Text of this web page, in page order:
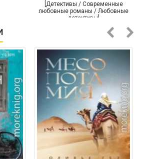
[Детективы / Современные
любовные романы / Любовные
детективы]